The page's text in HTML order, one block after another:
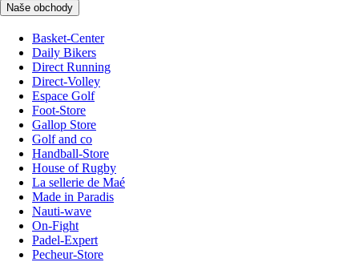
Naše obchody
Basket-Center
Daily Bikers
Direct Running
Direct-Volley
Espace Golf
Foot-Store
Gallop Store
Golf and co
Handball-Store
House of Rugby
La sellerie de Maé
Made in Paradis
Nauti-wave
On-Fight
Padel-Expert
Pecheur-Store